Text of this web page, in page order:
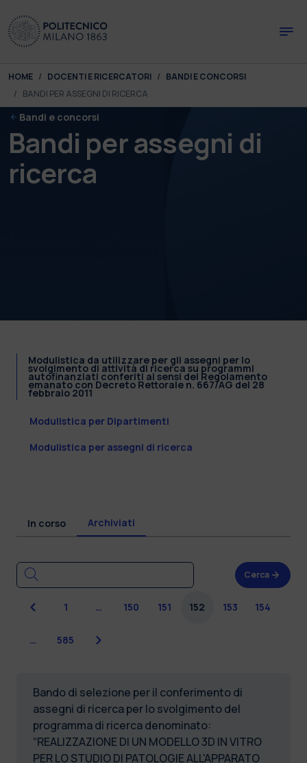
You are here:
HOME DOCENTI E RICERCATORI
BANDI E CONCORSI
BANDI PER ASSEGNI DI RICERCA
Bandi e concorsi
Bandi per assegni di
ricerca
Modulistica da utilizzare per gli assegni per lo
svolgimento di attività di ricerca su programmi
autofinanziati conferiti ai sensi del Regolamento
emanato con Decreto Rettorale n. 667/AG del 28
febbraio 2011
Modulistica per Dipartimenti
Modulistica per assegni di ricerca
In corso Archiviati
Cerca
Precedente
1 … 150 151 152 153 154
… 585 Successiva
Bando di selezione per il conferimento di
assegni di ricerca per lo svolgimento del
programma di ricerca denominato:
“REALIZZAZIONE DI UN MODELLO 3D IN VITRO
PER LO STUDIO DI PATOLOGIE ALL'APPARATO